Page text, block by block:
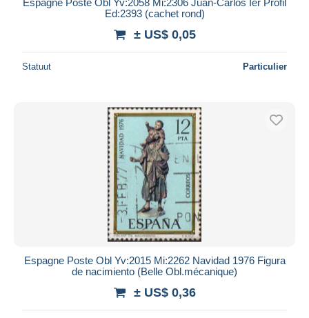
Ed:2393 (cachet rond)
± US$ 0,05
Statuut Particulier
Espagne Poste Obl Yv:2015 Mi:2262 Navidad 1976 Figura
de nacimiento (Belle Obl.mécanique)
± US$ 0,36